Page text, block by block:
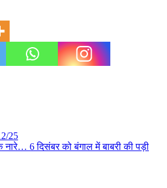
25
6 दिसंबर को बंगाल में बाबरी की पड़ी